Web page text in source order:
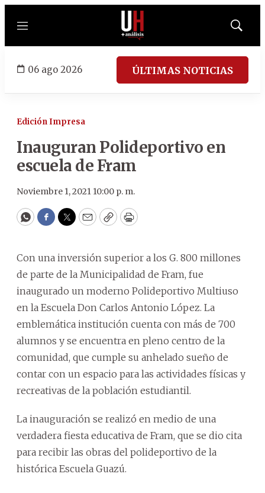
Menú
Mostrar
06 ago 2026 ÚLTIMAS NOTICIAS
Edición Impresa
Inauguran Polideportivo en
escuela de Fram
Noviembre 1, 2021 10:00 p. m.
WhatsApp
Facebook
Twitter
EmailCopyPrint
Con una inversión superior a los G. 800 millones
de parte de la Municipalidad de Fram, fue
inaugurado un moderno Polideportivo Multiuso
en la Escuela Don Carlos Antonio López. La
emblemática institución cuenta con más de 700
alumnos y se encuentra en pleno centro de la
comunidad, que cumple su anhelado sueño de
contar con un espacio para las actividades físicas y
recreativas de la población estudiantil.
La inauguración se realizó en medio de una
verdadera fiesta educativa de Fram, que se dio cita
para recibir las obras del polideportivo de la
histórica Escuela Guazú.